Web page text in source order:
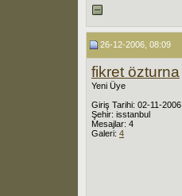
26-12-2006, 08:09
fikret özturna
Yeni Üye
Giriş Tarihi: 02-11-2006
Şehir: isstanbul
Mesajlar: 4
Galeri: 4